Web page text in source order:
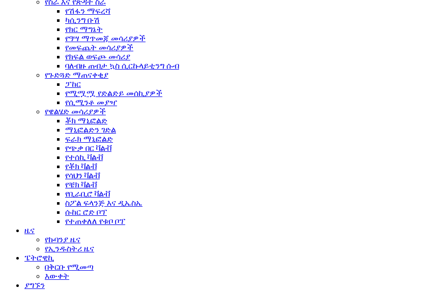
የስራ እና የጽዳት ስራ
የሽፋን ማፍረሻ
ካሲንግ ቡሽ
የክር ማግኔት
የዓሣ ማጥመጃ መሳሪያዎች
የመፍጨት መሳሪያዎች
የክፍል ወፍጮ መሳሪያ
ባለብዙ ጠብታ ኳስ ሲርኩላይቲንግ ሱብ
የጉድጓድ ማጠናቀቂያ
ፓከር
የሚሟሟ የድልድይ መሰኪያዎች
የሲሚንቶ መያዣ
የዌልሄድ መሳሪያዎች
ቾክ ማኒፎልድ
ማኒፎልድን ገድል
ፍራክ ማኒፎልድ
የጭቃ በር ቫልቭ
የተሰኪ ቫልቭ
የቾክ ቫልቭ
የሳህን ቫልቭ
የቼክ ቫልቭ
የቢራቢሮ ቫልቭ
ስፖል ፍላንጅ እና ዲኤስኤ
ሱከር ሮድ ቦፕ
የተጠቀለለ የቱቦ ቦፕ
ዜና
የኩባንያ ዜና
የኢንዱስትሪ ዜና
ፔትሮዊኪ
በቅርቡ የሚመጣ
እውቀት
ያግኙን